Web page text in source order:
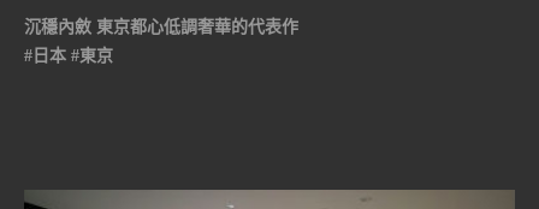
沉穩內斂 東京都心低調奢華的代表作
#日本 #東京